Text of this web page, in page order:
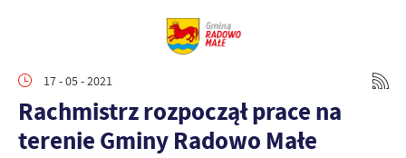
17 - 05 - 2021
Rachmistrz rozpoczął prace na
terenie Gminy Radowo Małe